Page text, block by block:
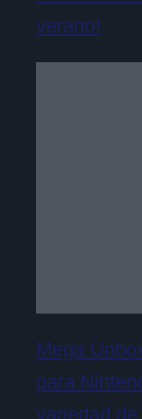
verano!
Mega
para
variedad